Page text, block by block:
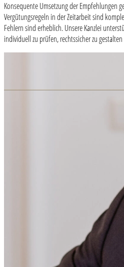
Konsequente Umsetzung der Empfehlungen
Vergütungsregeln in der Zeitarbeit sind
Fehlern sind erheblich. Unsere Kanzlei
individuell zu prüfen, rechtssicher zu